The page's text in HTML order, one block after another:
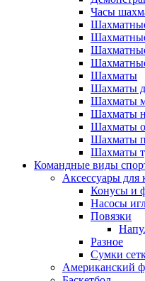
Часы
Шахматы
Шахматы
Шахматы
Шахматы
Шахматы
Шахматы
Шахматы
Командные виды
Аксессуары для
Конусы и
Насосы
Повязки
Разное
Сумки
Американский